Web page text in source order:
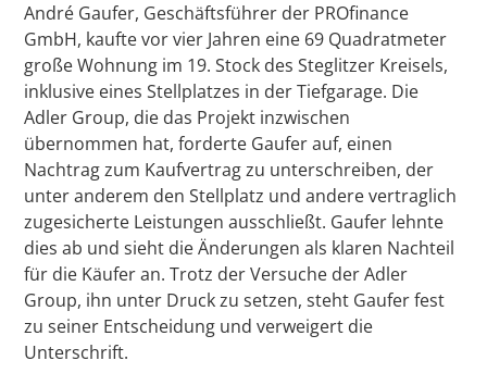
André Gaufer, Geschäftsführer der PROfinance
GmbH, kaufte vor vier Jahren eine 69 Quadratmeter
große Wohnung im 19. Stock des Steglitzer Kreisels,
inklusive eines Stellplatzes in der Tiefgarage. Die
Adler Group, die das Projekt inzwischen
übernommen hat, forderte Gaufer auf, einen
Nachtrag zum Kaufvertrag zu unterschreiben, der
unter anderem den Stellplatz und andere vertraglich
zugesicherte Leistungen ausschließt. Gaufer lehnte
dies ab und sieht die Änderungen als klaren Nachteil
für die Käufer an. Trotz der Versuche der Adler
Group, ihn unter Druck zu setzen, steht Gaufer fest
zu seiner Entscheidung und verweigert die
Unterschrift.